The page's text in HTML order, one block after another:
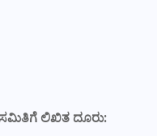
ಸಮಿತಿಗೆ ಲಿಖಿತ ದೂರು: